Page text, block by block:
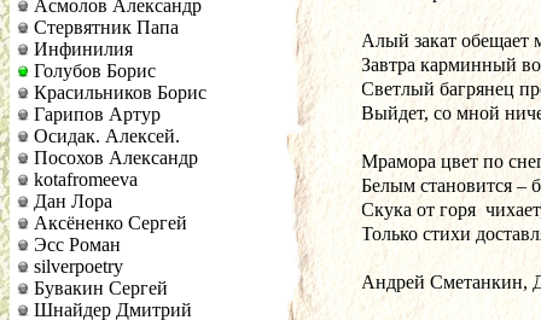
Асмолов Александр
Стервятник Папа
Инфинилия
Голубов Борис
Красильников Борис
Гарипов Артур
Осидак. Алексей.
Посохов Александр
kotafromeeva
Дан Лора
Аксёненко Сергей
Эсс Роман
silverpoetry
Бувакин Сергей
Шнайдер Дмитрий
Алый закат обещает
Завтра карминный
Светлый багрянец
Выйдет, со мной
Мрамора цвет по
Белым становится –
Скука от горя
Только стихи
Андрей Сметанкин,